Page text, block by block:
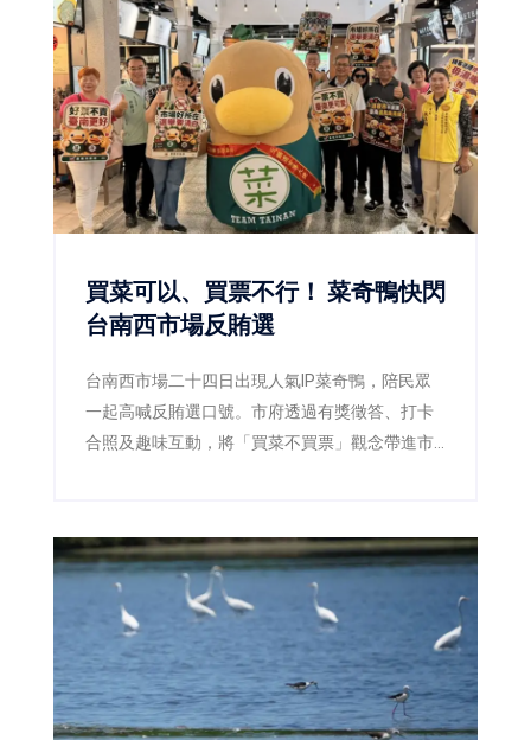
買菜可以、買票不行！ 菜奇鴨快閃
台南西市場反賄選
台南西市場二十四日出現人氣IP菜奇鴨，陪民眾
一起高喊反賄選口號。市府透過有獎徵答、打卡
合照及趣味互動，將「買菜不買票」觀念帶進市